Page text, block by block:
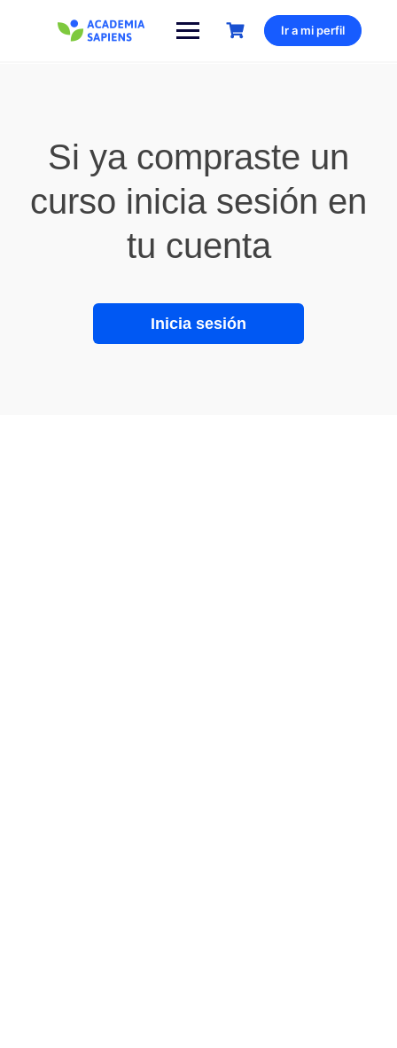
Ir a mi perfil
Si ya compraste un
curso inicia sesión en
tu cuenta
Inicia sesión